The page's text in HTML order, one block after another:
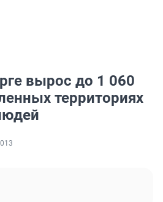
вырос до 1 060
территориях